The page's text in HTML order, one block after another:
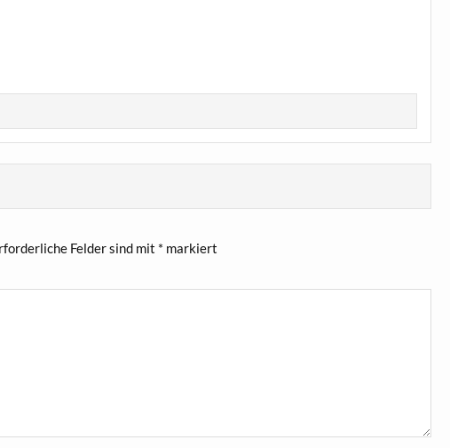
Felder sind mit * markiert